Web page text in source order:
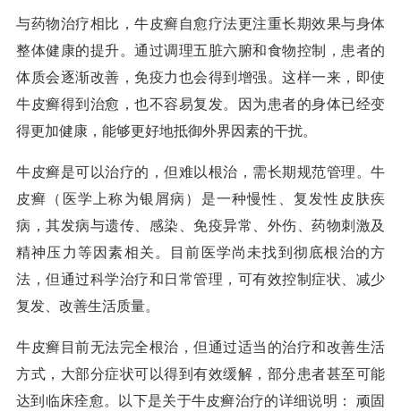
与药物治疗相比，牛皮癣自愈疗法更注重长期效果与身体
整体健康的提升。通过调理五脏六腑和食物控制，患者的
体质会逐渐改善，免疫力也会得到增强。这样一来，即使
牛皮癣得到治愈，也不容易复发。因为患者的身体已经变
得更加健康，能够更好地抵御外界因素的干扰。
牛皮癣是可以治疗的，但难以根治，需长期规范管理。牛
皮癣（医学上称为银屑病）是一种慢性、复发性皮肤疾
病，其发病与遗传、感染、免疫异常、外伤、药物刺激及
精神压力等因素相关。目前医学尚未找到彻底根治的方
法，但通过科学治疗和日常管理，可有效控制症状、减少
复发、改善生活质量。
牛皮癣目前无法完全根治，但通过适当的治疗和改善生活
方式，大部分症状可以得到有效缓解，部分患者甚至可能
达到临床痊愈。以下是关于牛皮癣治疗的详细说明： 顽固